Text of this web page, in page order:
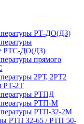
РТ-ДО(ДЗ)
РТС-ДО(ДЗ)
прямого
2РТ, 2РT2
РТ-2Т
РТПД
РТП-M
РТП-32-2М
РТП 32-65 / РТП 50-